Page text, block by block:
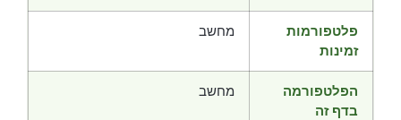
פלטפורמות
זמינות
מחשב
הפלטפורמה
בדף זה
מחשב